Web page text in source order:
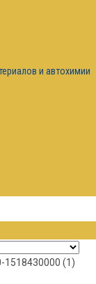
и автохимии
1518430000 (1)